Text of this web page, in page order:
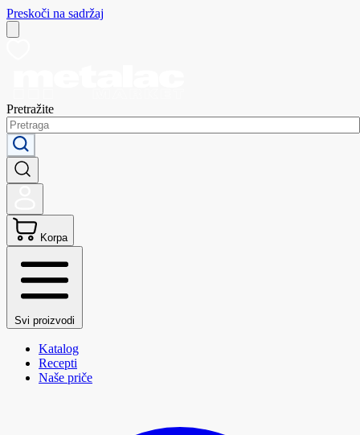
Preskoči na sadržaj
Pretražite
Korpa
Svi proizvodi
Katalog
Recepti
Naše priče